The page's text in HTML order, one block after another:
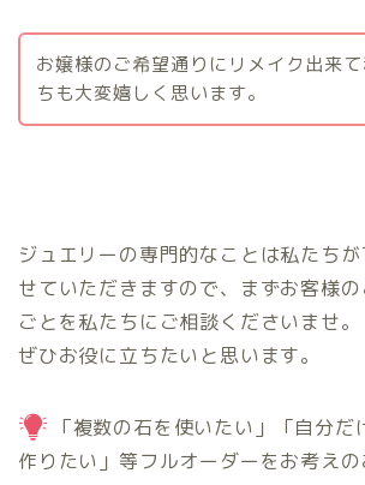
お嬢様のご希望通りにリメイク出来
ちも大変嬉しく思います。
ジュエリーの専門的なことは私たち
せていただきますので、まずお客様
ごとを私たちにご相談くださいませ。
ぜひお役に立ちたいと思います。
「複数の石を使いたい」「自分だ
作りたい」等フルオーダーをお考え